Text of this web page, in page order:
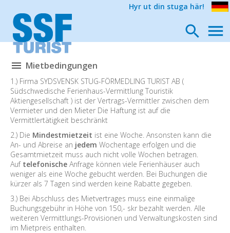
Hyr ut din stuga här!
Mietbedingungen
1.) Firma SYDSVENSK STUG-FÖRMEDLING TURIST AB (
Südschwedische Ferienhaus-Vermittlung Touristik
Aktiengesellschaft ) ist der Vertrags-Vermittler zwischen dem
Vermieter und den Mieter Die Haftung ist auf die
Vermittlertätigkeit beschränkt
2.) Die Mindestmietzeit ist eine Woche. Ansonsten kann die
An- und Abreise an jedem Wochentage erfolgen und die
Gesamtmietzeit muss auch nicht volle Wochen betragen.
Auf telefonische Anfrage können viele Ferienhäuser auch
weniger als eine Woche gebucht werden. Bei Buchungen die
kürzer als 7 Tagen sind werden keine Rabatte gegeben.
3.) Bei Abschluss des Mietvertrages muss eine einmalige
Buchungsgebühr in Höhe von 150,- skr bezahlt werden. Alle
weiteren Vermittlungs-Provisionen und Verwaltungskosten sind
im Mietpreis enthalten.